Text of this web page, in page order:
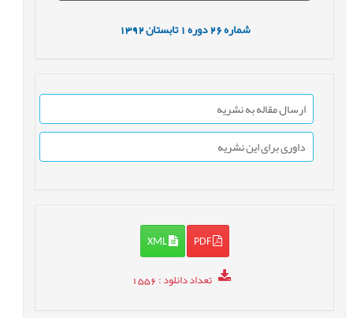
شماره26 دوره1 تابستان1392
ارسال مقاله به نشریه
داوری برای این نشریه
PDF
XML
تعداد دانلود: 1556